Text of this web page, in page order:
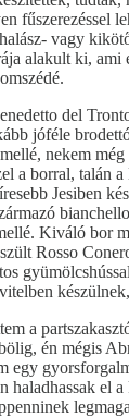
fűszerezéssel
vagy
alakult ki, ami
del
jóféle
nekem
a borral, talán
Jesiben
Kiváló bor
Rosso
a
én mégis
egy
haladhassak el